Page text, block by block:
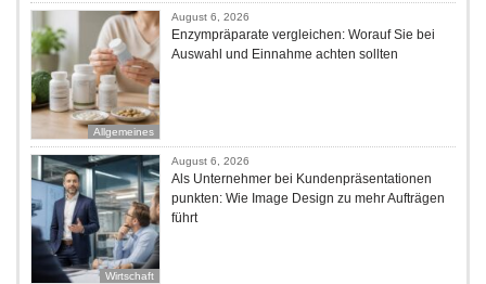
Allgemeines
August 6, 2026
Enzympräparate vergleichen: Worauf Sie bei
Auswahl und Einnahme achten sollten
Wirtschaft
August 6, 2026
Als Unternehmer bei Kundenpräsentationen
punkten: Wie Image Design zu mehr Aufträgen
führt